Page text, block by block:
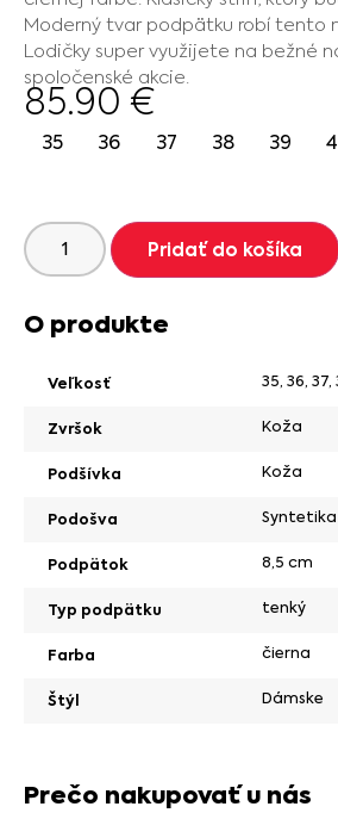
Moderný tvar podpätku robí tento
Lodičky super využijete na bežné
spoločenské akcie.
85.90 €
35 36 37 38 39
Pridať do košíka
O produkte
Veľkosť 35, 36, 37,
Zvršok Koža
Podšívka Koža
Podošva Syntetika
Podpätok 8,5 cm
Typ podpätku tenký
Farba čierna
Štýl Dámske
Prečo nakupovať u nás